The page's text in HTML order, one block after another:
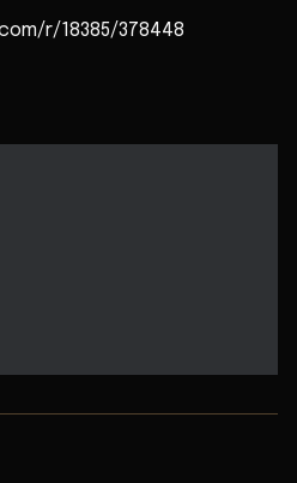
r/18385/378448